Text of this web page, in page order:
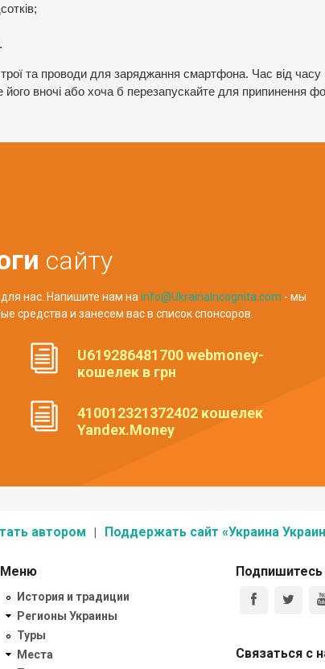
та проводи для заряджання смартфона. Час від часу
вночі або хоча б перезапускайте для припинення
сайту
нас. Напишите нам на info@UkrainaIncognita.com - мы
средства и занесем вас в список спонсоров.
U619286481700 webmoney-
кошелек в грн
410012321372402 кошелек
Yandex.Money
автором Поддержать сайт «Украина
Меню
История и традиции
Регионы Украины
Туры
Места
Подпишитесь
Связаться с